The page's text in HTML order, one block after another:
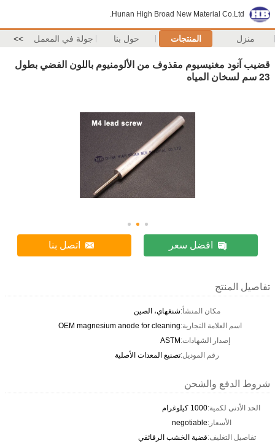
Hunan High Broad New Material Co.Ltd.
منزل المنتجات حول بنا جولة في المعمل >>
قضيب آنود مغنيسيوم مقذوف من الألومنيوم باللون الفضي بطول
23 سم لسخان المياه
افضل سعر اتصل بنا
تفاصيل المنتج
مكان المنشأ:شنغهاي، الصين
اسم العلامة التجارية:OEM magnesium anode for cleaning
إصدار الشهادات:ASTM
رقم الموديل:تصنيع المعدات الأصلية
شروط الدفع والشحن
الحد الأدنى لكمية:1000 كيلوغرام
الأسعار:negotiable
تفاصيل التغليف:قضية الخشب الرقائقي